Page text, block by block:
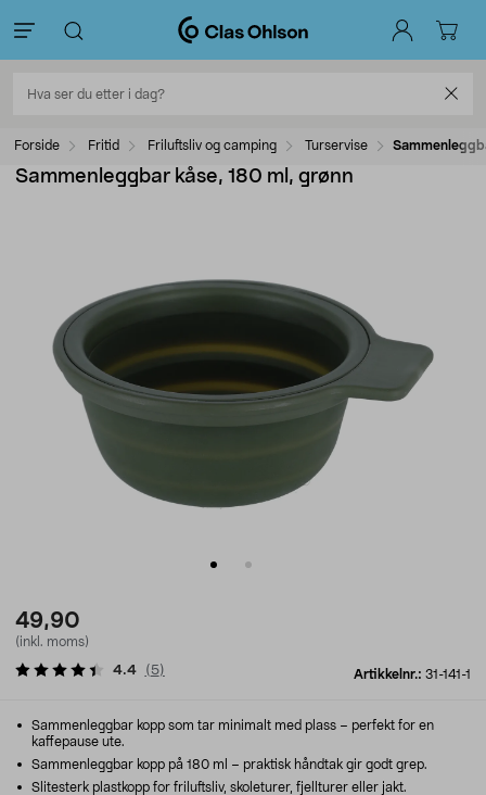
Forside Fritid Friluftsliv og camping Turservise
Sammenleggbar kåse, 180 ml, grønn
49,90
(inkl. moms)
Artikkelnr.: 31-141-1
4.4 ( 5)
Sammenleggbar kopp som tar minimalt med plass – perfekt for en
kaffepause ute.
Sammenleggbar kopp på 180 ml – praktisk håndtak gir godt grep.
Slitesterk plastkopp for friluftsliv, skoleturer, fjellturer eller jakt.